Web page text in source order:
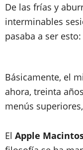
De las frías y
interminables
pasaba a ser esto:
Básicamente, el
ahora, treinta
menús
El Apple